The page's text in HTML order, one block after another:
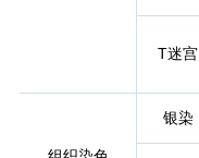
T迷宫
银染